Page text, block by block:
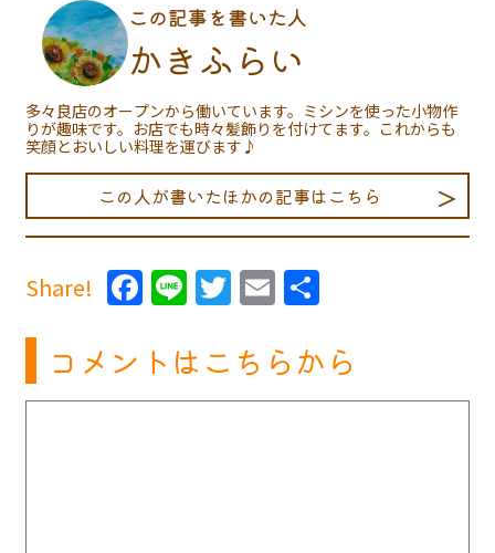
この記事を書いた人
かきふらい
多々良店のオープンから働いています。ミシンを使った小物作
りが趣味です。お店でも時々髪飾りを付けてます。これからも
笑顔とおいしい料理を運びます♪
この人が書いたほかの記事はこちら
Share! Facebook
LineTwitter
Email
コメントはこちらから